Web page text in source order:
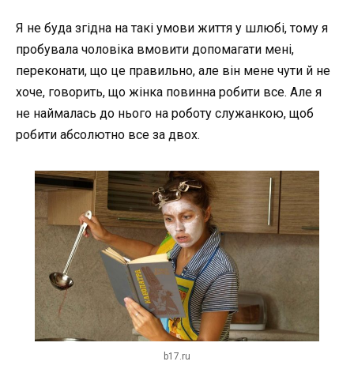
Я не буда згідна на такі умови життя у шлюбі, тому я
пробувала чоловіка вмовити допомагати мені,
переконати, що це правильно, але він мене чути й не
хоче, говорить, що жінка повинна робити все. Але я
не наймалась до нього на роботу служанкою, щоб
робити абсолютно все за двох.
b17.ru